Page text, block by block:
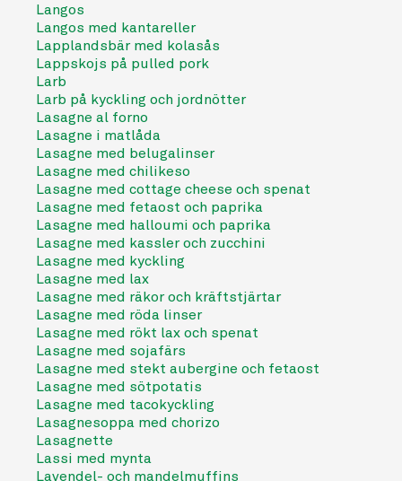
Langos
Langos med kantareller
Lapplandsbär med kolasås
Lappskojs på pulled pork
Larb
Larb på kyckling och jordnötter
Lasagne al forno
Lasagne i matlåda
Lasagne med belugalinser
Lasagne med chilikeso
Lasagne med cottage cheese och spenat
Lasagne med fetaost och paprika
Lasagne med halloumi och paprika
Lasagne med kassler och zucchini
Lasagne med kyckling
Lasagne med lax
Lasagne med räkor och kräftstjärtar
Lasagne med röda linser
Lasagne med rökt lax och spenat
Lasagne med sojafärs
Lasagne med stekt aubergine och fetaost
Lasagne med sötpotatis
Lasagne med tacokyckling
Lasagnesoppa med chorizo
Lasagnette
Lassi med mynta
Lavendel- och mandelmuffins